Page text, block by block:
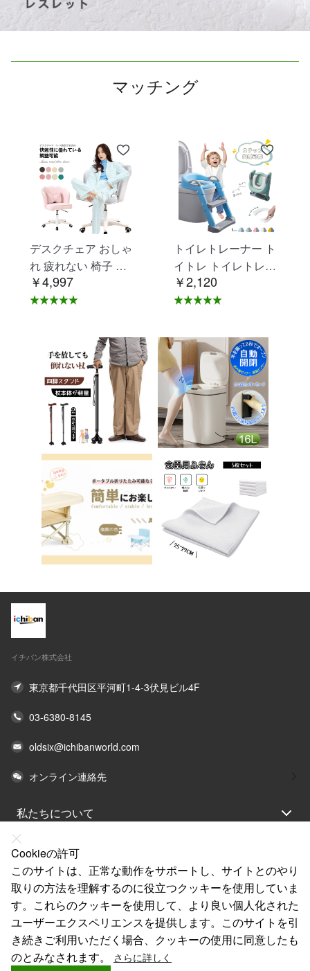
マッチング
デスクチェア おしゃ
れ 疲れない 椅子 白
ホワイト デスクチェ
ア 疲れにくい 学習椅
学習チェア オフィス
チェア パソコンチェ
ア ベロア調 インテリ
ア 椅子 イス 在宅ワ
ーク アシェル ブリリ
アント C-56
￥4,997
トイレトレーナー ト
イトレ トイレトレー
ニング トイレ 練習
折りたたみ おまる 補
供用 便座 トイレ補助
踏み台 男の子 女の子
子供 子ども トイトレ
送料無料 ステップ ス
テップ台 トイレ D-2
8
￥2,120
イチバン株式会社
東京都千代田区平河町1-4-3伏見ビル4F
03-6380-8145
oldsix@ichibanworld.com
オンライン連絡先
私たちについて
法律声明
ヘルプ
サービス
リンク
Cookieの許可
このサイトは、正常な動作をサポートし、サイトとのやり
取りの方法を理解するのに役立つクッキーを使用していま
す。これらのクッキーを使用して、より良い個人化された
ユーザーエクスペリエンスを提供します。このサイトを引
き続きご利用いただく場合、クッキーの使用に同意したも
のとみなされます。
さらに詳しく